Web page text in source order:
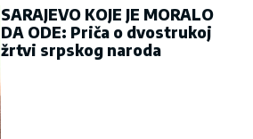
SARAJEVO KOJE JE MORALO
DA ODE: Priča o dvostrukoj
žrtvi srpskog naroda